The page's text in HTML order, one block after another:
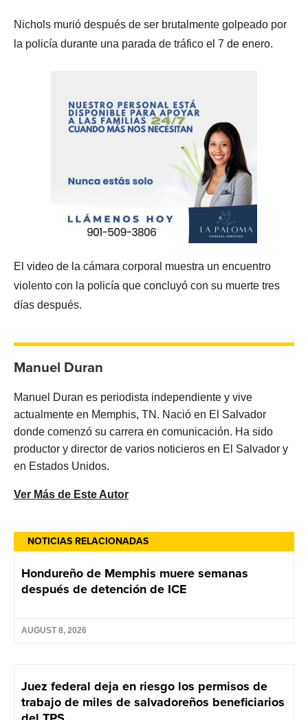
NOTICIAS RELACIONADAS
Hondureño de Memphis muere semanas
después de detención de ICE
AUGUST 8, 2026
Juez federal deja en riesgo los permisos de
trabajo de miles de salvadoreños beneficiarios
Nichols murió después de ser brutalmente golpeado por
la policía durante una parada de tráfico el 7 de enero.
El video de la cámara corporal muestra un encuentro
violento con la policía que concluyó con su muerte tres
días después.
Manuel Duran
Manuel Duran es periodista independiente y vive
actualmente en Memphis, TN. Nació en El Salvador
donde comenzó su carrera en comunicación. Ha sido
productor y director de varios noticieros en El Salvador y
en Estados Unidos.
Ver Más de Este Autor